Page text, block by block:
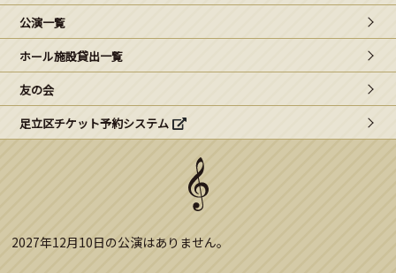
こどもみーてぃんぐ
Gがくえん
ブランドからのお知らせ
公演一覧
ホール施設貸出一覧
友の会
足立区チケット予約システム
2027年12月10日の公演はありません。